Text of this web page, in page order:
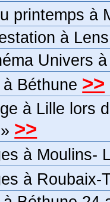
printemps à
à Lens
Univers
Béthune >>
à Lille lors
>>
à Moulins-
à Roubaix-